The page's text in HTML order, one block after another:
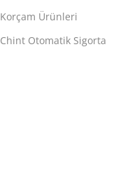
Korçam Ürünleri
Chint Otomatik Sigorta